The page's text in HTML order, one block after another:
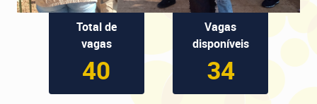
Total de
vagas
40
Vagas
disponíveis
34